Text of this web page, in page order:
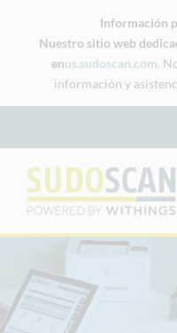
contenido
Información
Nuestro sitio web
enus.sudoscan.com.
información y